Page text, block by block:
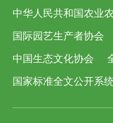
中华人民共和国农业
国际园艺生产者协会
中国生态文化协会
国家标准全文公开系